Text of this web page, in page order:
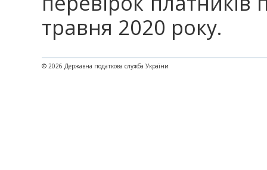
травня 2020 року.
© 2026 Державна податкова служба України